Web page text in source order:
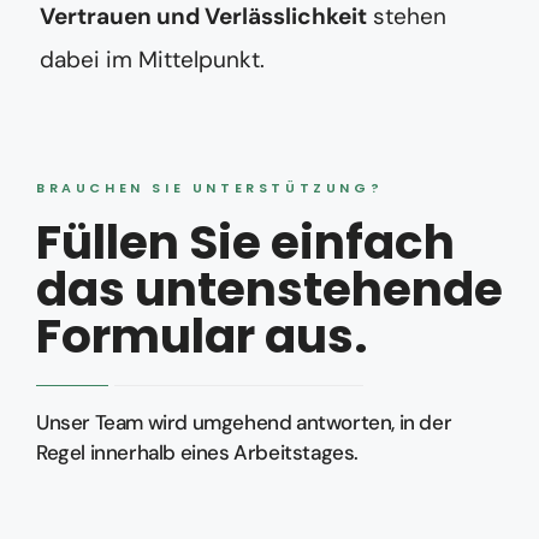
Vertrauen und Verlässlichkeit stehen
dabei im Mittelpunkt.
BRAUCHEN SIE UNTERSTÜTZUNG?
Füllen Sie einfach
das untenstehende
Formular aus.
Unser Team wird umgehend antworten, in der
Regel innerhalb eines Arbeitstages.